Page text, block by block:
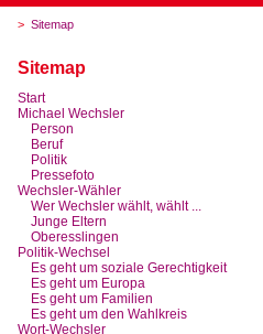
> Sitemap
Sitemap
Start
Michael Wechsler
Person
Beruf
Politik
Pressefoto
Wechsler-Wähler
Wer Wechsler wählt, wählt ...
Junge Eltern
Oberesslingen
Politik-Wechsel
Es geht um soziale Gerechtigkeit
Es geht um Europa
Es geht um Familien
Es geht um den Wahlkreis
Wort-Wechsler